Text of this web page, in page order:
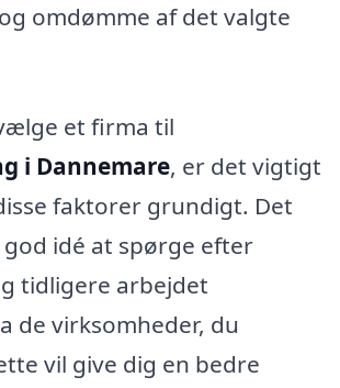
omdømme af det valgte
et firma til
i Dannemare, er det vigtigt
faktorer grundigt. Det
idé at spørge efter
tidligere arbejdet
de virksomheder, du
vil give dig en bedre